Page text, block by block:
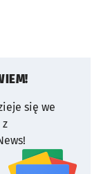
się we
z